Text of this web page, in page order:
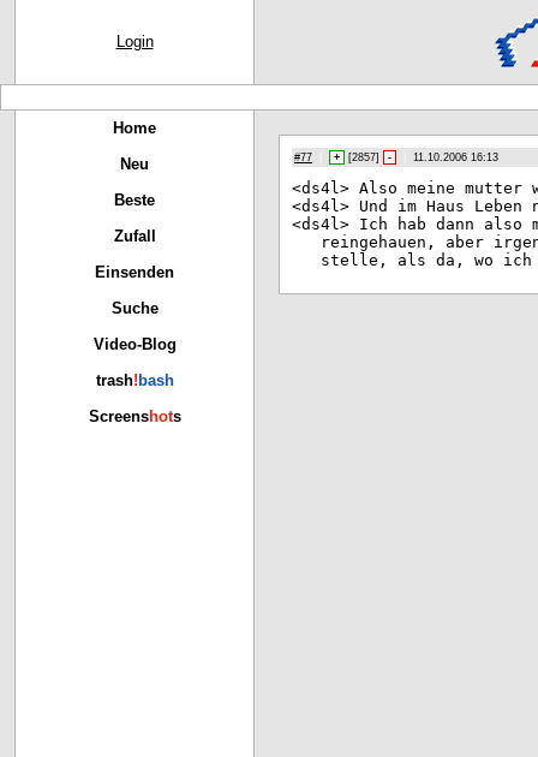
Login
Home
Neu
Beste
Zufall
Einsenden
Suche
Video-Blog
trash! bash
Screenshots
#77 + [2857] - 11.10.2006 16:13
<ds4l> Also meine mutter
<ds4l> Und im Haus
<ds4l> Ich hab dann also
reingehauen, aber
stelle, als da, wo ich